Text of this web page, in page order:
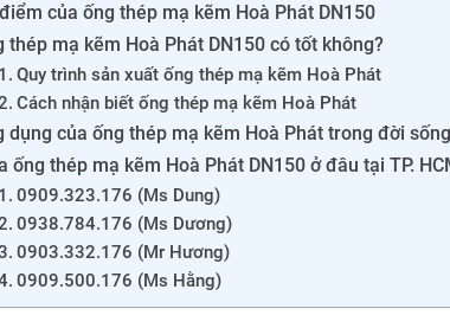
của ống thép mạ kẽm Hoà Phát DN150
thép mạ kẽm Hoà Phát DN150 có tốt không?
Quy trình sản xuất ống thép mạ kẽm Hoà Phát
Cách nhận biết ống thép mạ kẽm Hoà Phát
dụng của ống thép mạ kẽm Hoà Phát trong đời sống
ống thép mạ kẽm Hoà Phát DN150 ở đâu tại TP.
0909.323.176 (Ms Dung)
0938.784.176 (Ms Dương)
0903.332.176 (Mr Hương)
0909.500.176 (Ms Hằng)